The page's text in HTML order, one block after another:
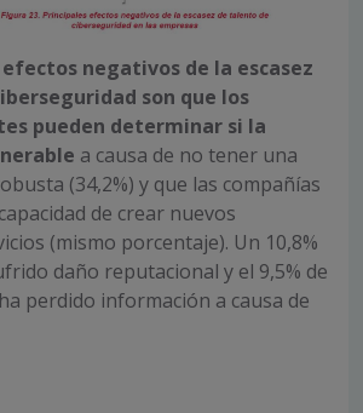
negativos de la escasez
son que los
pueden determinar si la
a causa de no tener una
(34,2%) y que las compañías
de crear nuevos
(mismo porcentaje). Un 10,8%
daño reputacional y el 9,5% de
perdido información a causa de